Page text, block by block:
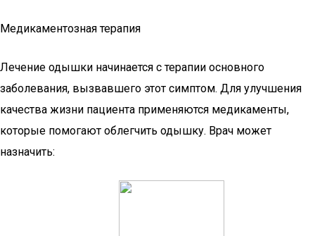
Медикаментозная терапия
Лечение одышки начинается с терапии основного
заболевания, вызвавшего этот симптом. Для улучшения
качества жизни пациента применяются медикаменты,
которые помогают облегчить одышку. Врач может
назначить: